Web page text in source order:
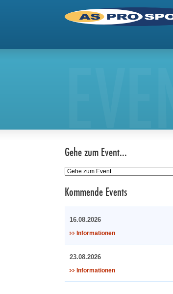
Gehe zum Event...
Kommende Events
16.08.2026
Informationen
23.08.2026
Informationen